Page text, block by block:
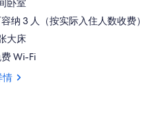
卧室
纳 3 人（按实际入住人数收费）
大床
Wi-Fi
情